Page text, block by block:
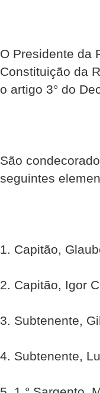
O Presidente da
Constituição da
o artigo 3° do
São
seguintes
1. Capitão,
2. Capitão, Igor
3. Subtenente,
4. Subtenente,